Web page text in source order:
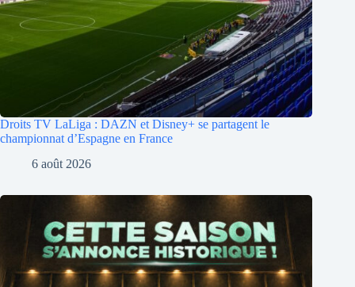
Droits TV LaLiga : DAZN et Disney+ se partagent le
championnat d’Espagne en France
6 août 2026